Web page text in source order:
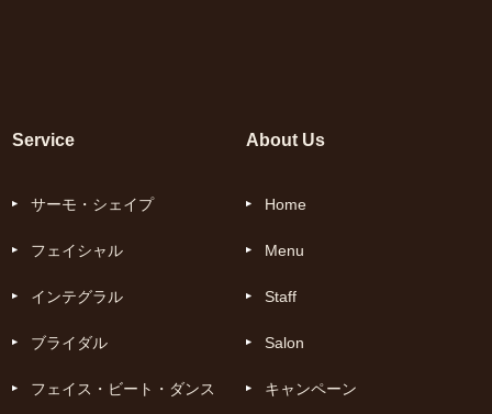
Service
サーモ・シェイプ
フェイシャル
インテグラル
ブライダル
フェイス・ビート・ダンス
About Us
Home
Menu
Staff
Salon
キャンペーン